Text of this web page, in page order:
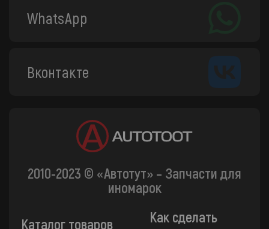
WhatsApp
Вконтакте
2010-2023 © «Автотут» – Запчасти для
иномарок
Каталог товаров
Как сделать